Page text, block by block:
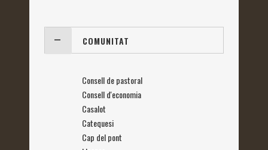
COMUNITAT
Consell de pastoral
Consell d'economia
Casalot
Catequesi
Cap del pont